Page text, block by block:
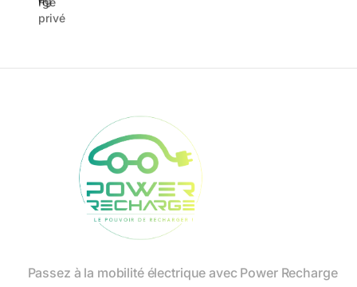
Passez à la mobilité électrique avec Power Recharge